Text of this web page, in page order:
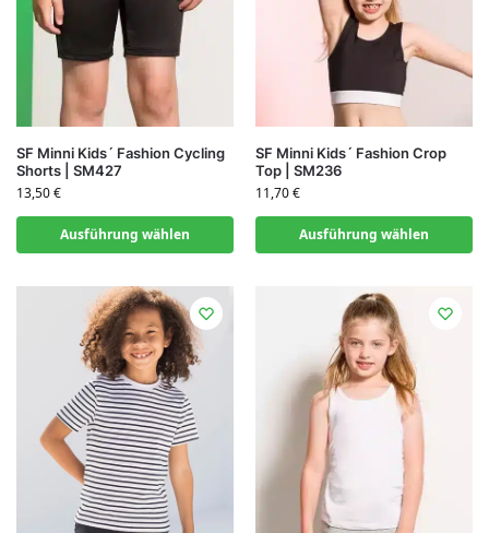
SF Minni Kids´ Fashion Cycling
Shorts | SM427
13,50€
Ausführung wählen
SF Minni Kids´ Fashion Crop
Top | SM236
11,70€
Ausführung wählen